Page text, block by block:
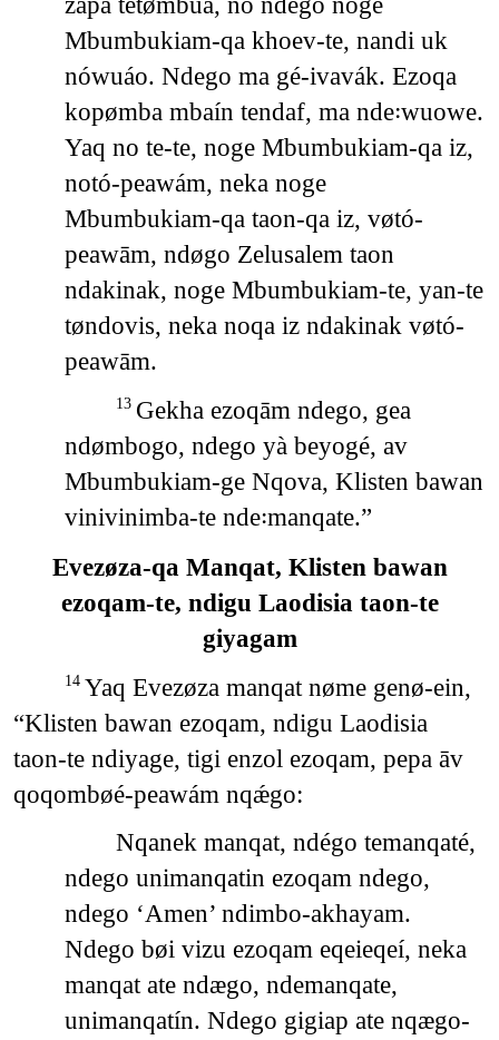
Mbumbukiam-qa khoev-te, nandi uk
nówuáo. Ndego ma gé-ivavák. Ezoqa
kopømba mbaín tendaf, ma nde꞉wuowe.
Yaq no te-te, noge Mbumbukiam-qa iz,
notó-peawám, neka noge
Mbumbukiam-qa taon-qa iz, vøtó-
peawām, ndøgo Zelusalem taon
ndakinak, noge Mbumbukiam-te, yan-te
tøndovis, neka noqa iz ndakinak vøtó-
peawām.
13 Gekha ezoqām ndego, gea
ndømbogo, ndego yà beyogé, av
Mbumbukiam-ge Nqova, Klisten bawan
vinivinimba-te nde꞉manqate.”
Evezøza-qa Manqat, Klisten bawan
ezoqam-te, ndigu Laodisia taon-te
giyagam
14 Yaq Evezøza manqat nøme genø-ein,
“Klisten bawan ezoqam, ndigu Laodisia
taon-te ndiyage, tigi enzol ezoqam, pepa āv
qoqombøé-peawám nqǽgo:
Nqanek manqat, ndégo temanqaté,
ndego unimanqatin ezoqam ndego,
ndego ‘Amen’ ndimbo-akhayam.
Ndego bøi vizu ezoqam eqeieqeí, neka
manqat ate ndægo, ndemanqate,
unimanqatín. Ndego gigiap ate nqægo-